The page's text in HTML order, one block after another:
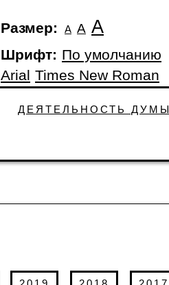
Размер: А А А
Шрифт: По умолчанию
Arial Times New Roman
ДЕЯТЕЛЬНОСТЬ ДУМЫ